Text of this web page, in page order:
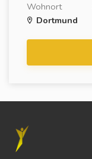
Wohnort
Dortmund